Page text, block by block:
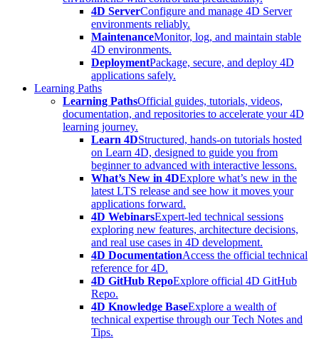
4D ServerConfigure and manage 4D Server
environments reliably.
MaintenanceMonitor, log, and maintain stable
4D environments.
DeploymentPackage, secure, and deploy 4D
applications safely.
Learning Paths
Learning PathsOfficial guides, tutorials, videos,
documentation, and repositories to accelerate your 4D
learning journey.
Learn 4DStructured, hands-on tutorials hosted
on Learn 4D, designed to guide you from
beginner to advanced with interactive lessons.
What’s New in 4DExplore what’s new in the
latest LTS release and see how it moves your
applications forward.
4D WebinarsExpert-led technical sessions
exploring new features, architecture decisions,
and real use cases in 4D development.
4D DocumentationAccess the official technical
reference for 4D.
4D GitHub RepoExplore official 4D GitHub
Repo.
4D Knowledge BaseExplore a wealth of
technical expertise through our Tech Notes and
Tips.